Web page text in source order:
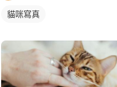
貓咪寫真